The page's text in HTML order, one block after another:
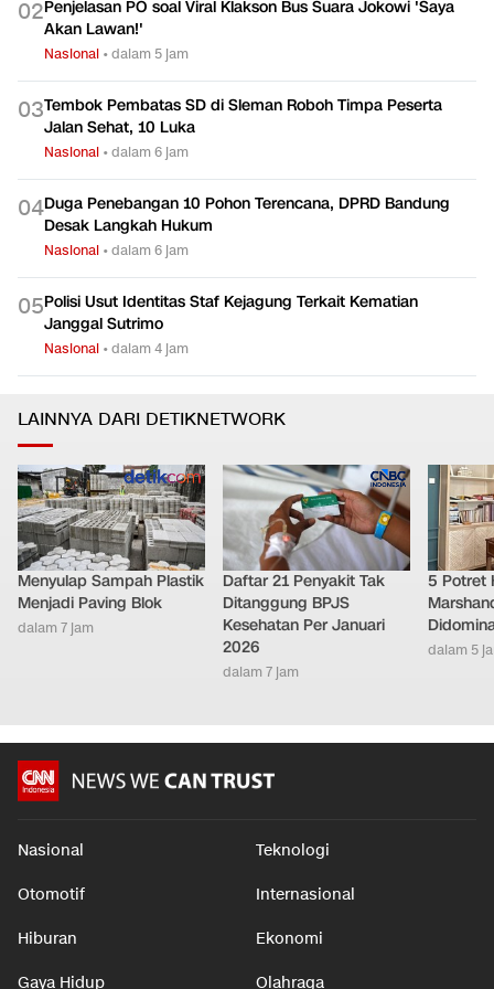
02Penjelasan PO soal Viral Klakson Bus Suara Jokowi 'Saya
Akan Lawan!'
Nasional •dalam 5 jam
03Tembok Pembatas SD di Sleman Roboh Timpa Peserta
Jalan Sehat, 10 Luka
Nasional •dalam 6 jam
04Duga Penebangan 10 Pohon Terencana, DPRD Bandung
Desak Langkah Hukum
Nasional •dalam 6 jam
05Polisi Usut Identitas Staf Kejagung Terkait Kematian
Janggal Sutrimo
Nasional •dalam 4 jam
LAINNYA DARI DETIKNETWORK
Menyulap Sampah Plastik
Menjadi Paving Blok
dalam 7 jam
Daftar 21 Penyakit Tak
Ditanggung BPJS
Kesehatan Per Januari
2026
dalam 7 jam
5 Potret
dalam 5
Nasional Teknologi
Otomotif Internasional
Hiburan Ekonomi
Gaya Hidup Olahraga